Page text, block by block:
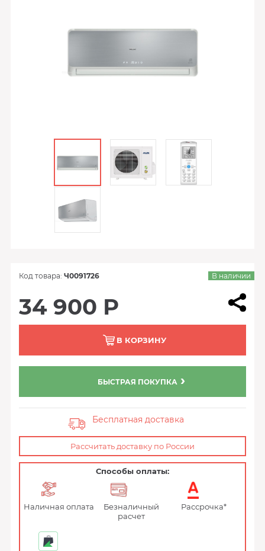
Код товара: Ч0091726 В наличии
34 900 Р
В КОРЗИНУ
БЫСТРАЯ ПОКУПКА
Бесплатная доставка
Рассчитать доставку по России
Способы оплаты:
Наличная оплата
Безналичный
расчет
Рассрочка*